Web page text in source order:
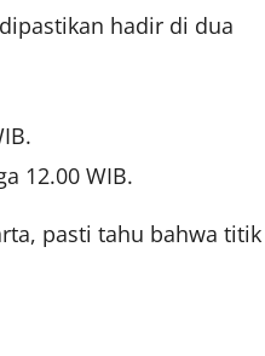
hadir di dua
12.00 WIB.
pasti tahu bahwa titik